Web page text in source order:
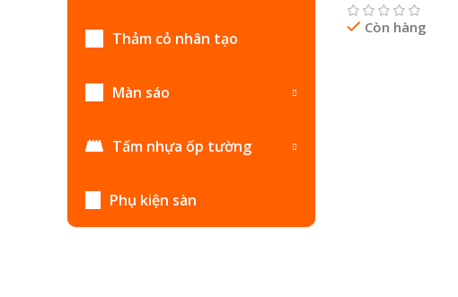
Thảm cỏ nhân tạo
Màn sáo
Tấm nhựa ốp tường
Phụ kiện sàn
Còn hàng